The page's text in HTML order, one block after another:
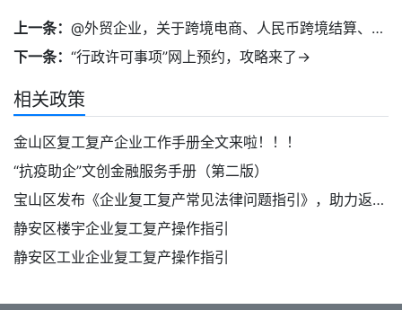
上一条： @外贸企业，关于跨境电商、人民币跨境结算、出口信用保险……有这些好政策！
下一条： “行政许可事项”网上预约，攻略来了→
相关政策
金山区复工复产企业工作手册全文来啦！！！
“抗疫助企”文创金融服务手册（第二版）
宝山区发布《企业复工复产常见法律问题指引》，助力返岗复工
静安区楼宇企业复工复产操作指引
静安区工业企业复工复产操作指引